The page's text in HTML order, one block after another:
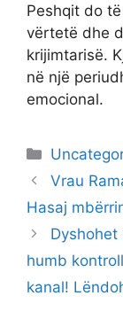
Peshqit do
vërtetë dhe
krijimtarisë.
në një
emocional.
Vrau
Hasaj
humb
kanal!